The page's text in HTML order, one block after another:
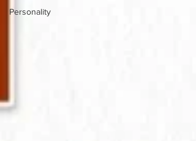
Personality